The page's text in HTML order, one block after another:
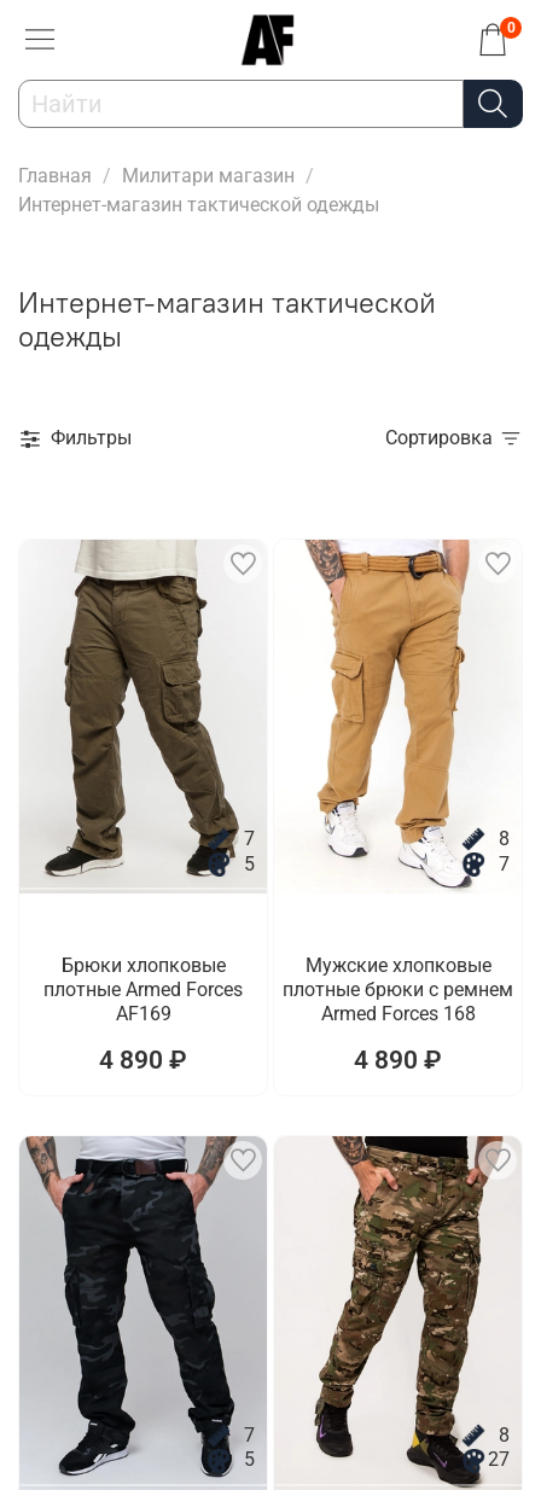
0
Главная
Милитари магазин
Интернет-магазин тактической одежды
Интернет-магазин тактической
одежды
Фильтры Сортировка
7
5
Брюки хлопковые
плотные Armed Forces
AF169
4 890 ₽
8
7
Мужские хлопковые
плотные брюки с ремнем
Armed Forces 168
4 890 ₽
7
5
8
27